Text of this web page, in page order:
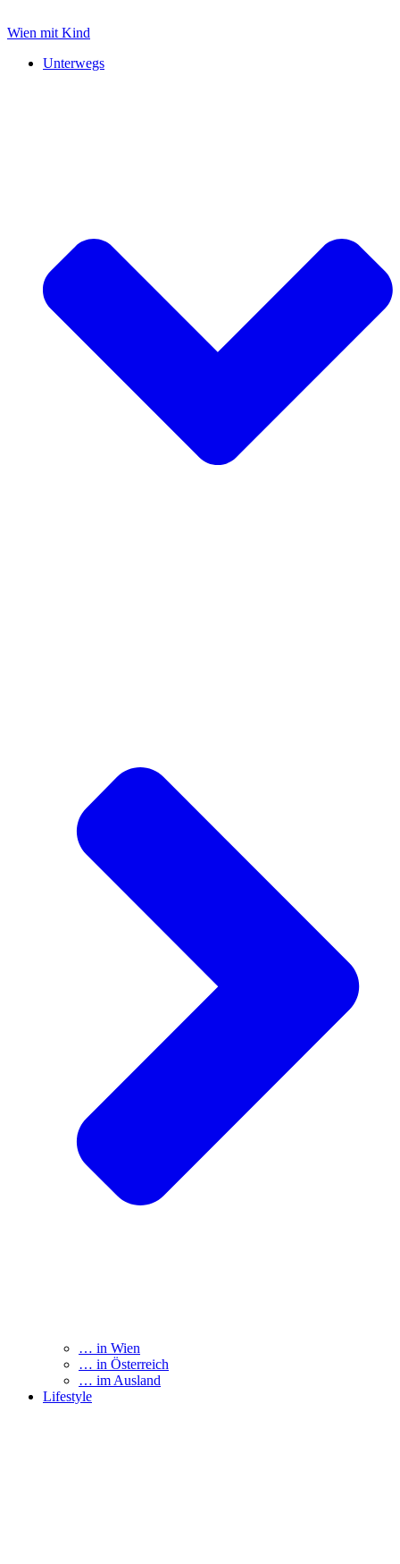
Inhalt
Wien mit Kind
Unterwegs
… in Wien
… in Österreich
… im Ausland
Lifestyle